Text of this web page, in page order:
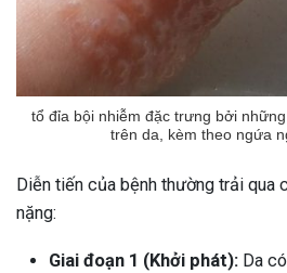
tổ đỉa bội nhiễm đặc trưng bởi
trên da, kèm theo ngứa
Diễn tiến của bệnh thường trải qua
nặng:
Giai đoạn 1 (Khởi phát): Da